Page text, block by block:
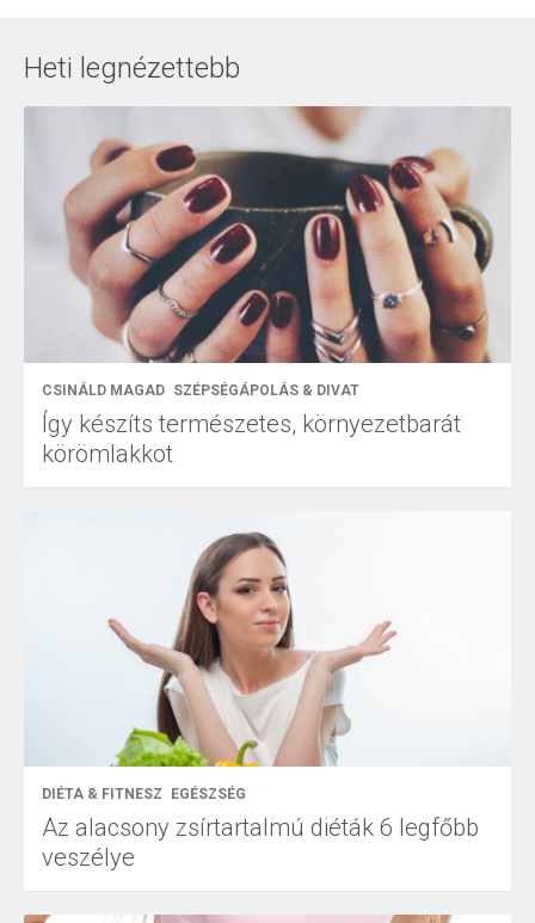
Heti legnézettebb
CSINÁLD MAGAD SZÉPSÉGÁPOLÁS & DIVAT
Így készíts természetes, környezetbarát
körömlakkot
DIÉTA & FITNESZ EGÉSZSÉG
Az alacsony zsírtartalmú diéták 6 legfőbb
veszélye